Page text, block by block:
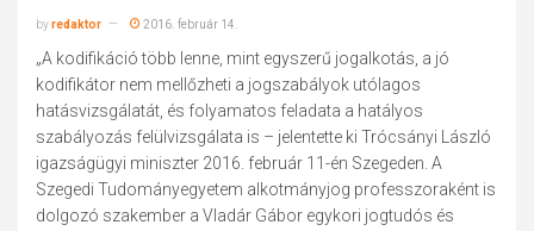
byredaktor 2016. február 14.
„A kodifikáció több lenne, mint egyszerű jogalkotás, a jó
kodifikátor nem mellőzheti a jogszabályok utólagos
hatásvizsgálatát, és folyamatos feladata a hatályos
szabályozás felülvizsgálata is – jelentette ki Trócsányi László
igazságügyi miniszter 2016. február 11-én Szegeden. A
Szegedi Tudományegyetem alkotmányjog professzoraként is
dolgozó szakember a Vladár Gábor egykori jogtudós és